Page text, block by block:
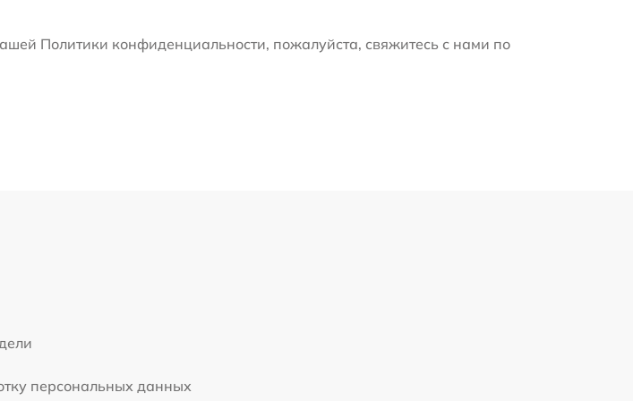
Политики конфиденциальности, пожалуйста, свяжитесь с нами по
персональных данных